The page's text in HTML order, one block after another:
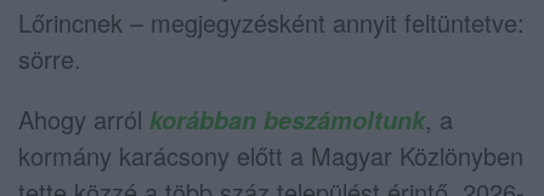
Lőrincnek – megjegyzésként annyit feltüntetve:
sörre.
Ahogy arról korábban beszámoltunk, a
kormány karácsony előtt a Magyar Közlönyben